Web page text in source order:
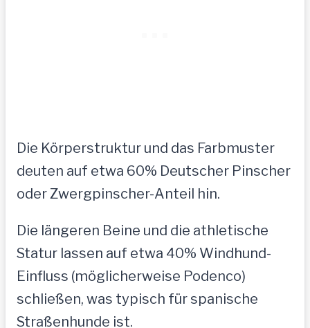
Die Körperstruktur und das Farbmuster
deuten auf etwa 60% Deutscher Pinscher
oder Zwergpinscher-Anteil hin.
Die längeren Beine und die athletische
Statur lassen auf etwa 40% Windhund-
Einfluss (möglicherweise Podenco)
schließen, was typisch für spanische
Straßenhunde ist.